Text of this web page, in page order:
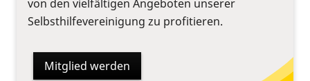
von den vielfältigen Angeboten unserer
Selbsthilfevereinigung zu profitieren.
Mitglied werden